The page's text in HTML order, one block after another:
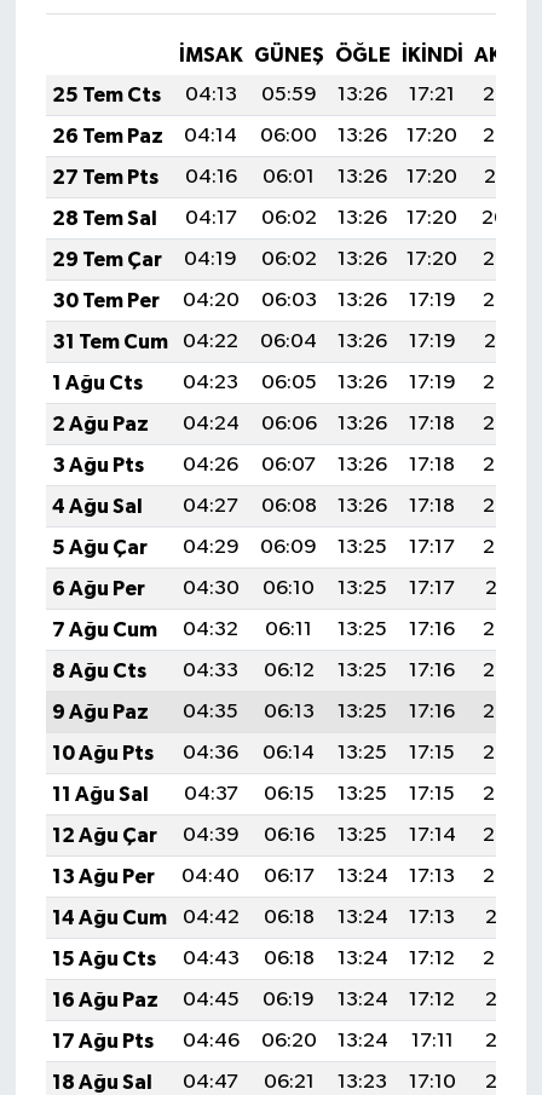
İMSAK GÜNEŞ ÖĞLE İKINDI
25 Tem Cts
04:13 05:59 13:26 17:21
20:43
26 Tem Paz
04:14 06:00 13:26 17:20
20:42
27 Tem Pts
04:16 06:01 13:26 17:20
20:41
28 Tem Sal
04:17 06:02 13:26 17:20
20:40
29 Tem Çar
04:19 06:02 13:26 17:20
20:39
30 Tem Per
04:20 06:03 13:26 17:19
20:38
31 Tem Cum
04:22 06:04 13:26 17:19
20:37
1 Ağu Cts
04:23 06:05 13:26 17:19
20:36
2 Ağu Paz
04:24 06:06 13:26 17:18
20:35
3 Ağu Pts
04:26 06:07 13:26 17:18
20:34
4 Ağu Sal
04:27 06:08 13:26 17:18
20:33
5 Ağu Çar
04:29 06:09 13:25 17:17
20:32
6 Ağu Per
04:30 06:10 13:25 17:17
20:31
7 Ağu Cum
04:32 06:11 13:25 17:16
20:30
8 Ağu Cts
04:33 06:12 13:25 17:16
20:29
9 Ağu Paz
04:35 06:13 13:25 17:16
20:27
10 Ağu Pts
04:36 06:14 13:25 17:15
20:26
11 Ağu Sal
04:37 06:15 13:25 17:15
20:25
12 Ağu Çar
04:39 06:16 13:25 17:14
20:24
13 Ağu Per
04:40 06:17 13:24 17:13
20:22
14 Ağu Cum
04:42 06:18 13:24 17:13
20:21
15 Ağu Cts
04:43 06:18 13:24 17:12
20:20
16 Ağu Paz
04:45 06:19 13:24 17:12
20:18
17 Ağu Pts
04:46 06:20 13:24 17:11
20:17
18 Ağu Sal
04:47 06:21 13:23 17:10
20:15